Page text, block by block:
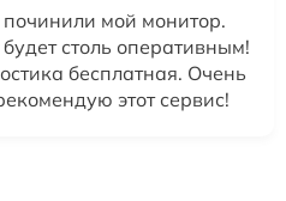
мой монитор.
столь оперативным!
бесплатная. Очень
этот сервис!